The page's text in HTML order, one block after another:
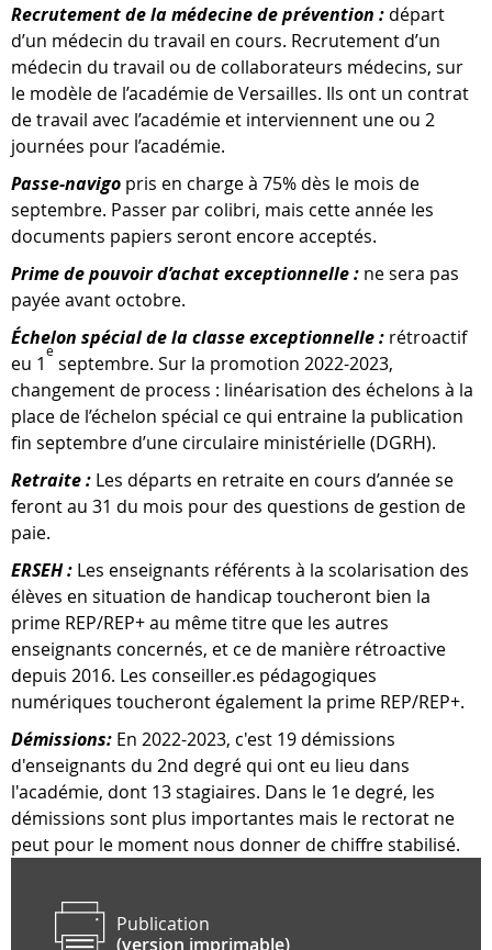
Recrutement de la médecine de prévention : départ
d’un médecin du travail en cours. Recrutement d’un
médecin du travail ou de collaborateurs médecins, sur
le modèle de l’académie de Versailles. Ils ont un contrat
de travail avec l’académie et interviennent une ou 2
journées pour l’académie.
Passe-navigo pris en charge à 75% dès le mois de
septembre. Passer par colibri, mais cette année les
documents papiers seront encore acceptés.
Prime de pouvoir d’achat exceptionnelle : ne sera pas
payée avant octobre.
Échelon spécial de la classe exceptionnelle : rétroactif
eu 1
e
septembre. Sur la promotion 2022-2023,
changement de process : linéarisation des échelons à la
place de l’échelon spécial ce qui entraine la publication
fin septembre d’une circulaire ministérielle (DGRH).
Retraite : Les départs en retraite en cours d’année se
feront au 31 du mois pour des questions de gestion de
paie.
ERSEH : Les enseignants référents à la scolarisation des
élèves en situation de handicap toucheront bien la
prime REP/REP+ au même titre que les autres
enseignants concernés, et ce de manière rétroactive
depuis 2016. Les conseiller.es pédagogiques
numériques toucheront également la prime REP/REP+.
Démissions: En 2022-2023, c'est 19 démissions
d'enseignants du 2nd degré qui ont eu lieu dans
l'académie, dont 13 stagiaires. Dans le 1e degré, les
démissions sont plus importantes mais le rectorat ne
peut pour le moment nous donner de chiffre stabilisé.
Publication
(version imprimable)